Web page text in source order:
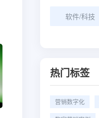
软件/科技
热门标签
营销数字化